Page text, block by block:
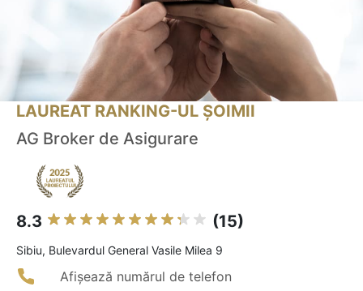
LAUREAT RANKING-UL ȘOIMII
AG Broker de Asigurare
8.3 (15)
Sibiu, Bulevardul General Vasile Milea 9
Afișează numărul de telefon